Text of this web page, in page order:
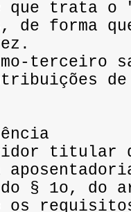
que trata o
de forma
terceiro
titular
§ 1o, do
os